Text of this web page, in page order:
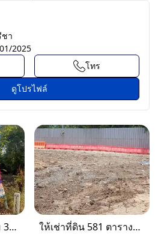
า
2025
โทร
ดูโปรไฟล์
ขายที่ดิน 3 แปลงรวม 340 ตรว ราคา ตรว. ล่ะ 12000 บาท เมืองเพชรบูรณ์
ให้เช่าที่ดิน 581 ตารางวา ตรงข้างอู่ใหม่แจ็คบางหญ้าแพรก บางหัวเสือ